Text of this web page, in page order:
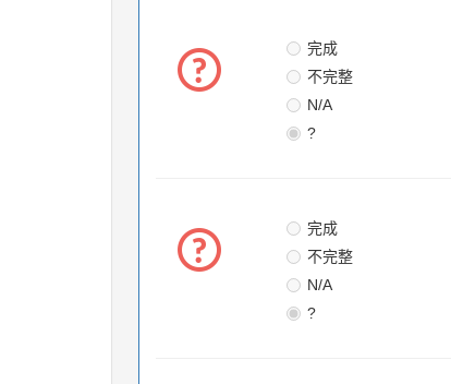
完成
不完整
N/A
?
完成
不完整
N/A
?